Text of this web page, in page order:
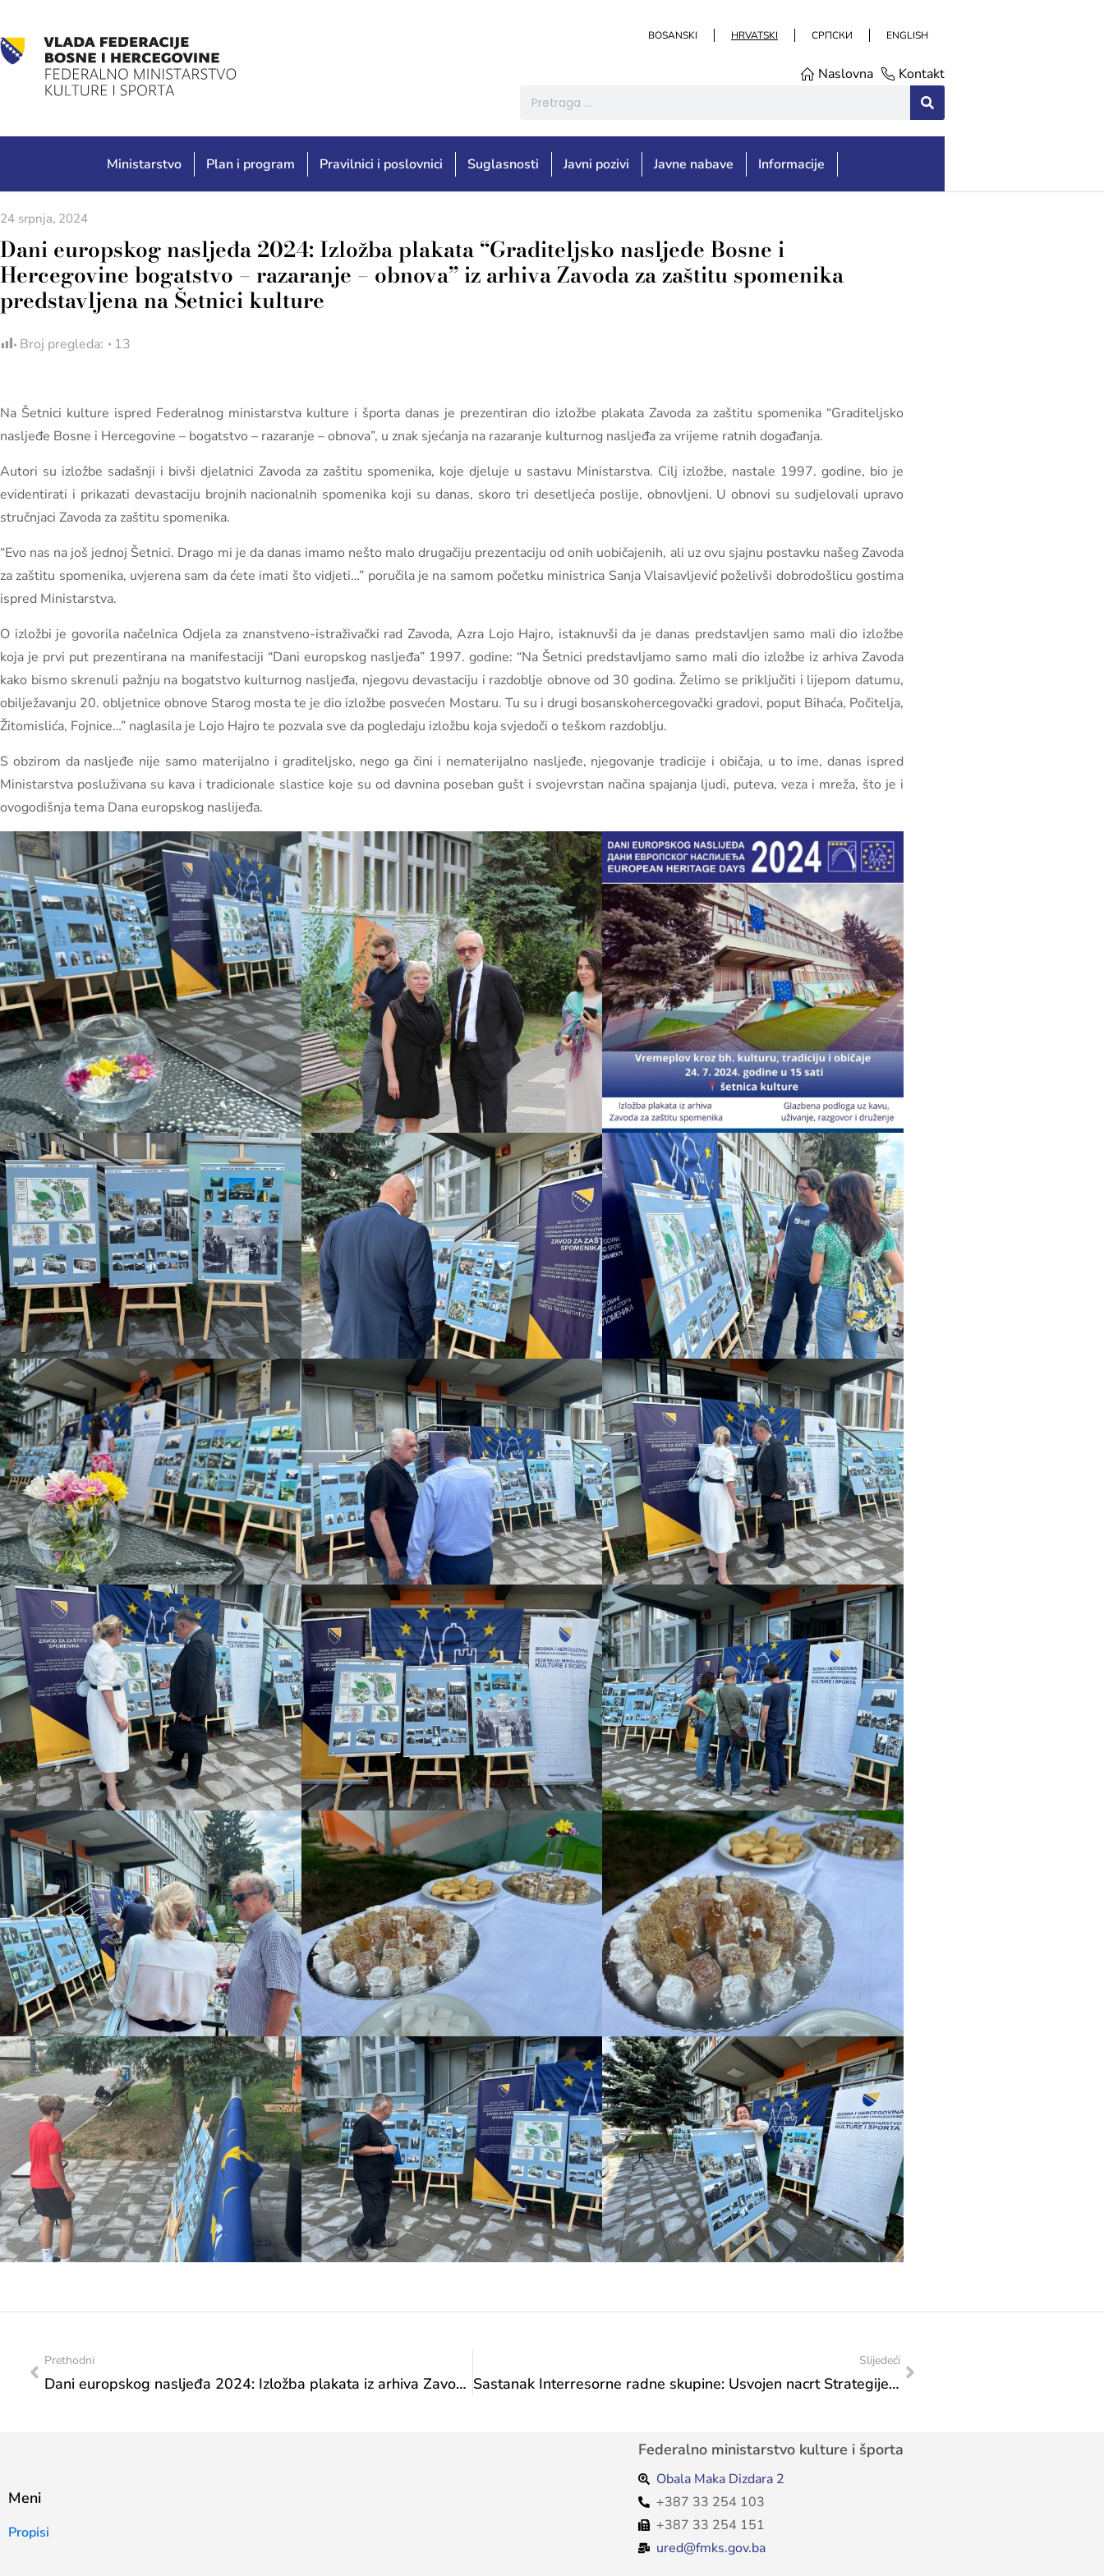
BOSANSKI HRVATSKI СРПСКИ ENGLISH
Naslovna Kontakt
Ministarstvo Plan i program Pravilnici i poslovnici Suglasnosti Javni pozivi Javne nabave Informacije
24 srpnja, 2024
Dani europskog nasljeđa 2024: Izložba plakata “Graditeljsko nasljeđe Bosne i
Hercegovine bogatstvo – razaranje – obnova” iz arhiva Zavoda za zaštitu spomenika
predstavljena na Šetnici kulture
Broj pregleda: 13
Na Šetnici kulture ispred Federalnog ministarstva kulture i športa danas je prezentiran dio izložbe plakata Zavoda za zaštitu spomenika “Graditeljsko
nasljeđe Bosne i Hercegovine – bogatstvo – razaranje – obnova”, u znak sjećanja na razaranje kulturnog nasljeđa za vrijeme ratnih događanja.
Autori su izložbe sadašnji i bivši djelatnici Zavoda za zaštitu spomenika, koje djeluje u sastavu Ministarstva. Cilj izložbe, nastale 1997. godine, bio je
evidentirati i prikazati devastaciju brojnih nacionalnih spomenika koji su danas, skoro tri desetljeća poslije, obnovljeni. U obnovi su sudjelovali upravo
stručnjaci Zavoda za zaštitu spomenika.
“Evo nas na još jednoj Šetnici. Drago mi je da danas imamo nešto malo drugačiju prezentaciju od onih uobičajenih, ali uz ovu sjajnu postavku našeg Zavoda
za zaštitu spomenika, uvjerena sam da ćete imati što vidjeti…” poručila je na samom početku ministrica Sanja Vlaisavljević poželivši dobrodošlicu gostima
ispred Ministarstva.
O izložbi je govorila načelnica Odjela za znanstveno-istraživački rad Zavoda, Azra Lojo Hajro, istaknuvši da je danas predstavljen samo mali dio izložbe
koja je prvi put prezentirana na manifestaciji “Dani europskog nasljeđa” 1997. godine: “Na Šetnici predstavljamo samo mali dio izložbe iz arhiva Zavoda
kako bismo skrenuli pažnju na bogatstvo kulturnog nasljeđa, njegovu devastaciju i razdoblje obnove od 30 godina. Želimo se priključiti i lijepom datumu,
obilježavanju 20. obljetnice obnove Starog mosta te je dio izložbe posvećen Mostaru. Tu su i drugi bosanskohercegovački gradovi, poput Bihaća, Počitelja,
Žitomislića, Fojnice…” naglasila je Lojo Hajro te pozvala sve da pogledaju izložbu koja svjedoči o teškom razdoblju.
S obzirom da nasljeđe nije samo materijalno i graditeljsko, nego ga čini i nematerijalno nasljeđe, njegovanje tradicije i običaja, u to ime, danas ispred
Ministarstva posluživana su kava i tradicionale slastice koje su od davnina poseban gušt i svojevrstan načina spajanja ljudi, puteva, veza i mreža, što je i
ovogodišnja tema Dana europskog naslijeđa.
Prethodni
Dani europskog nasljeđa 2024: Izložba plakata iz arhiva Zavoda za zaštitu spomenika danas na Šetnici kulture
Slijedeći
Sastanak Interresorne radne skupine: Usvojen nacrt Strategije za mlade FBiH i radni tekst Akcijskog plana implementacije
Meni
Propisi
Federalno ministarstvo kulture i športa
Obala Maka Dizdara 2
+387 33 254 103
+387 33 254 151
ured@fmks.gov.ba